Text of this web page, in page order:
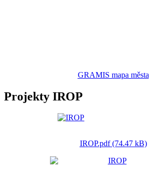
GRAMIS mapa města
Projekty IROP
IROP.pdf (74.47 kB)